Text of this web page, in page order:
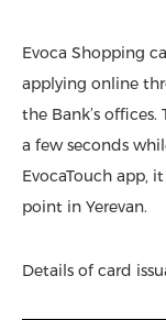
Evoca Shopping
applying online
the Bank’s
a few seconds
EvocaTouch app,
point in Yerevan.
Details of card